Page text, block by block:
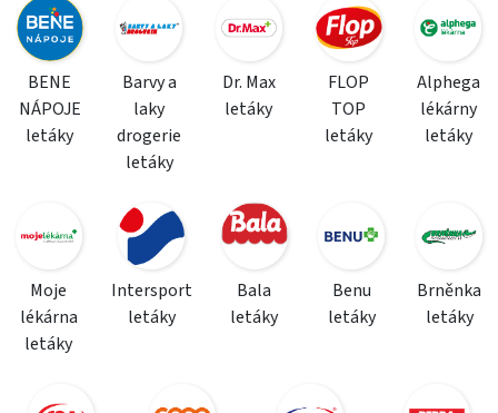
BENE
NÁPOJE
letáky
Barvy a
laky
drogerie
letáky
Dr. Max
letáky
FLOP
TOP
letáky
Alphega
lékárny
letáky
Moje
lékárna
letáky
Intersport
letáky
Bala
letáky
Benu
letáky
Brněnka
letáky